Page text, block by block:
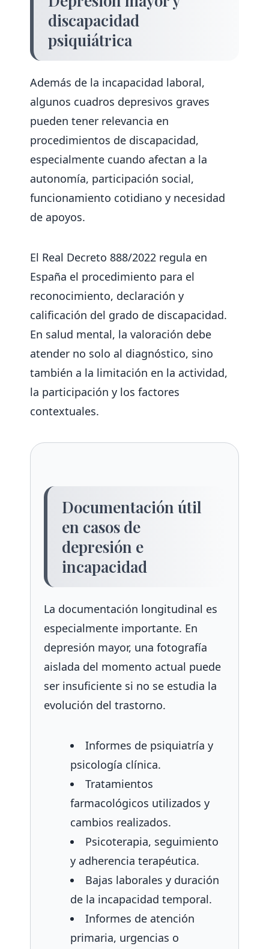
discapacidad
psiquiátrica
Además de la incapacidad laboral,
algunos cuadros depresivos graves
pueden tener relevancia en
procedimientos de discapacidad,
especialmente cuando afectan a la
autonomía, participación social,
funcionamiento cotidiano y necesidad
de apoyos.
El Real Decreto 888/2022 regula en
España el procedimiento para el
reconocimiento, declaración y
calificación del grado de discapacidad.
En salud mental, la valoración debe
atender no solo al diagnóstico, sino
también a la limitación en la actividad,
la participación y los factores
contextuales.
Documentación útil
en casos de
depresión e
incapacidad
La documentación longitudinal es
especialmente importante. En
depresión mayor, una fotografía
aislada del momento actual puede
ser insuficiente si no se estudia la
evolución del trastorno.
Informes de psiquiatría y
psicología clínica.
Tratamientos
farmacológicos utilizados y
cambios realizados.
Psicoterapia, seguimiento
y adherencia terapéutica.
Bajas laborales y duración
de la incapacidad temporal.
Informes de atención
primaria, urgencias o